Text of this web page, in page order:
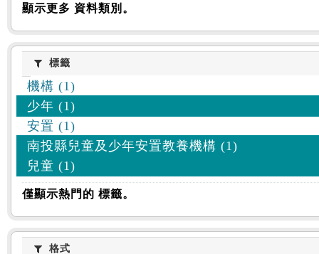
顯示更多 資料類別。
標籤標籤
機構 (1)
少年 (1)
安置 (1)
南投縣兒童及少年安置教養機構 (1)
兒童 (1)
僅顯示熱門的 標籤。
格式格式